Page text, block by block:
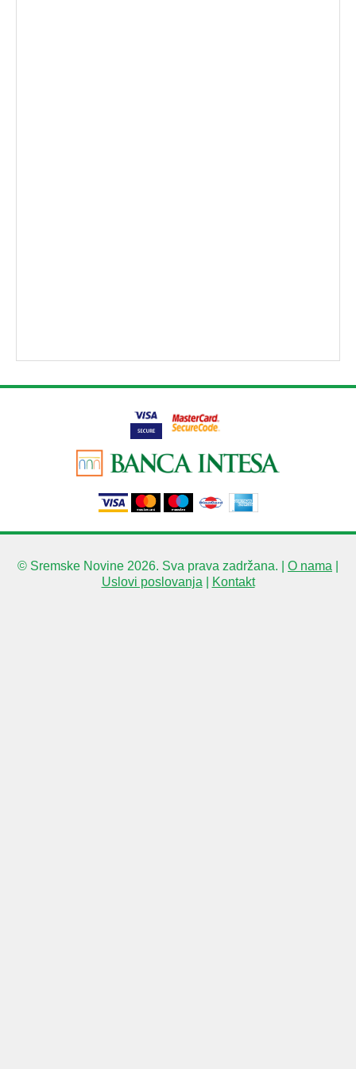
© Sremske Novine 2026. Sva prava zadržana. | O nama
Uslovi poslovanja
Kontakt